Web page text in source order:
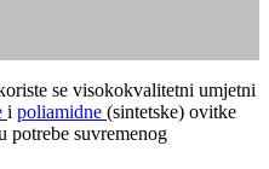
se visokokvalitetni umjetni
i poliamidne (sintetske) ovitke
potrebe suvremenog